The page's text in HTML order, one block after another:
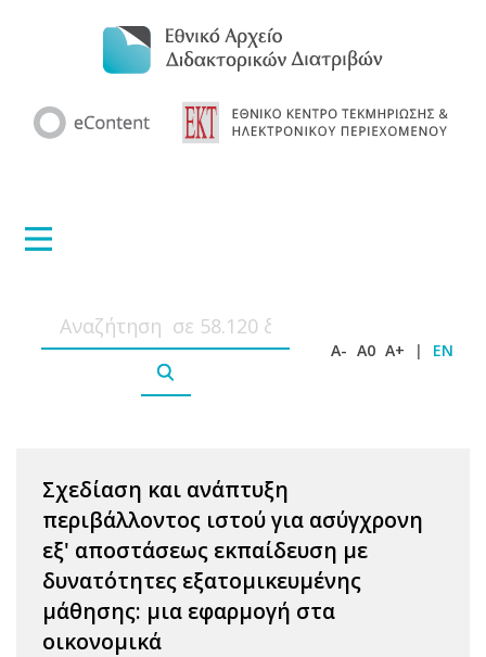
A- A0 A+ | EN
Σχεδίαση και ανάπτυξη
περιβάλλοντος ιστού για ασύγχρονη
εξ' αποστάσεως εκπαίδευση με
δυνατότητες εξατομικευμένης
μάθησης: μια εφαρμογή στα
οικονομικά